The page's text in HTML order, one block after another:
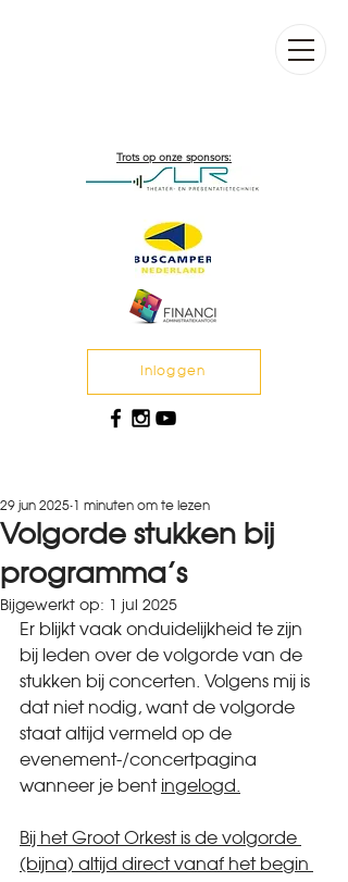
Inloggen
Trots op onze sponsors:
Volgorde stukken bij
programma's
29 jun 2025 1 minuten om te lezen
Bijgewerkt op: 1 jul 2025
Er blijkt vaak onduidelijkheid te zijn
bij leden over de volgorde van de
stukken bij concerten. Volgens mij is
dat niet nodig, want de volgorde
staat altijd vermeld op de
evenement-/concertpagina
wanneer je bent ingelogd.
Bij het Groot Orkest is de volgorde
(bijna) altijd direct vanaf het begin